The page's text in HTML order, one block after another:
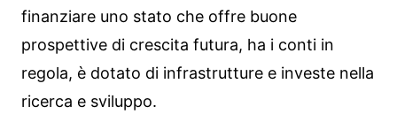
finanziare uno stato che offre buone
prospettive di crescita futura, ha i conti in
regola, è dotato di infrastrutture e investe nella
ricerca e sviluppo.